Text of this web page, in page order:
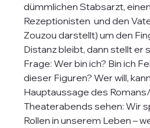
dümmlichen Stabsarzt,
Rezeptionisten  und den
Zouzou darstellt) um den
Distanz bleibt, dann stellt er
Frage: Wer bin ich? Bin ich
dieser Figuren? Wer will,
Hauptaussage des
Theaterabends sehen: Wir
Rollen in unserem Leben –